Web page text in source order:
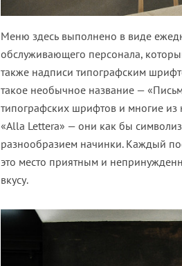
Меню здесь выполнено в виде
обслуживающего персонала,
также надписи типографским
такое необычное название —
типографских шрифтов и многие из
«Alla Lettera» — они как бы
разнообразием начинки. Каждый
это место приятным и
вкусу.